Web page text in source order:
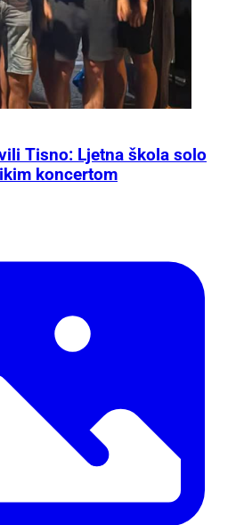
Tisno: Ljetna škola solo
koncertom